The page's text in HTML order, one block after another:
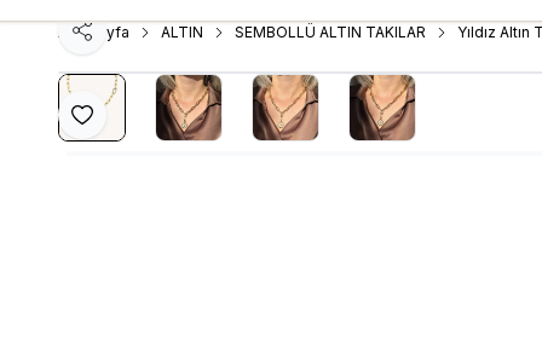
Ana Sayfa ALTIN SEMBOLLÜ ALTIN TAKILAR Yıldız Altın
Favoriye Ekle
Paylaş